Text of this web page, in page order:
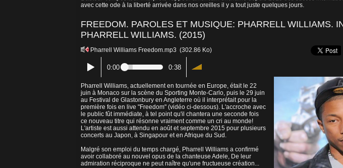
avec cette ode à la liberté arrivée dans nos oreilles il y a tout juste quelques jours.
FREEDOM. PAROLES ET MUSIQUE: PHARRELL WILLIAMS.
PHARRELL WILLIAMS. (2015)
Pharrell Williams Freedom.mp3 (302.86 Ko)
0:00 0:38
Pharrell Williams, actuellement en tournée en Europe, était le 22
juin à Monaco sur la scène du Sporting Monte-Carlo, puis le 29 juin
au Festival de Glastonbury en Angleterre où il interprétait pour la
première fois en live "Freedom" (vidéo ci-dessous). L'accroche avec
le public fût immédiate, à tel point qu'il chantera une seconde fois
ce nouveau titre qui résonne vraiment comme un cri au monde!
L'artiste est aussi attendu en août et septembre 2015 pour plusieurs
concerts au Japon, à Singapour et en Afrique du Sud.
Malgré son emploi du temps chargé, Pharrell Williams a confirmé
avoir collaboré au nouvel opus de la chanteuse Adele, De leur
admiration réciproque ne peut naître qu'une fructueuse création...